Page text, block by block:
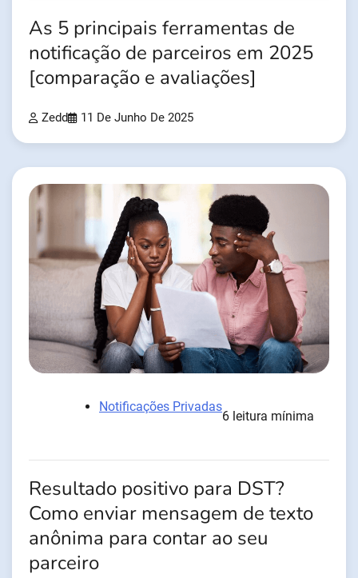
As 5 principais ferramentas de
notificação de parceiros em 2025
[comparação e avaliações]
Zedd 11 De Junho De 2025
Notificações Privadas
6 leitura mínima
Resultado positivo para DST?
Como enviar mensagem de texto
anônima para contar ao seu
parceiro